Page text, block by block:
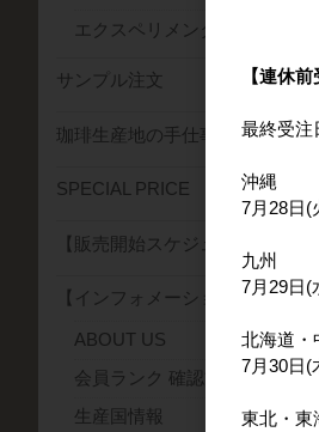
エクスペリメンタル(特殊精製)
サンプル注文
珈琲生産地の手仕事
SPECIAL PRICE
【販売開始スケジュール】
【インフォメーション】
ABOUT US
会員ランク 確認方法について
生産国情報
【連休
最終受
沖縄
7月28日(
九州
7月29日(
北海道・
7月30日(
東北・東